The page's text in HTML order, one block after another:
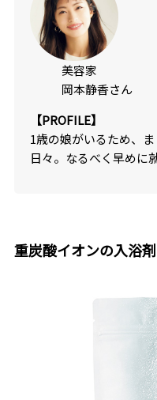
美容家
岡本静香さん
【PROFILE】
1歳の娘がいるため、
日々。なるべく早めに
重炭酸イオンの入浴